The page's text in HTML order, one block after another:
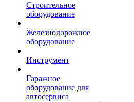
Строительное
оборудование
Железнодорожное
оборудование
Инструмент
Гаражное
оборудование для
автосервиса